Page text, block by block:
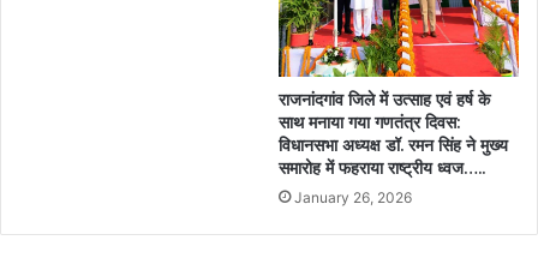
राजनांदगांव जिले में उत्साह एवं हर्ष के
साथ मनाया गया गणतंत्र दिवस:
विधानसभा अध्यक्ष डॉ. रमन सिंह ने मुख्य
समारोह में फहराया राष्ट्रीय ध्वज…..
January 26, 2026